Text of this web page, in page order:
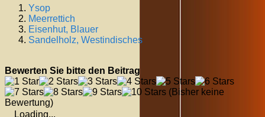
Ysop
Meerrettich
Eisenhut, Blauer
Sandelholz, Westindisches
Bewerten Sie bitte den Beitrag
(Bisher keine
Bewertung)
Loading...